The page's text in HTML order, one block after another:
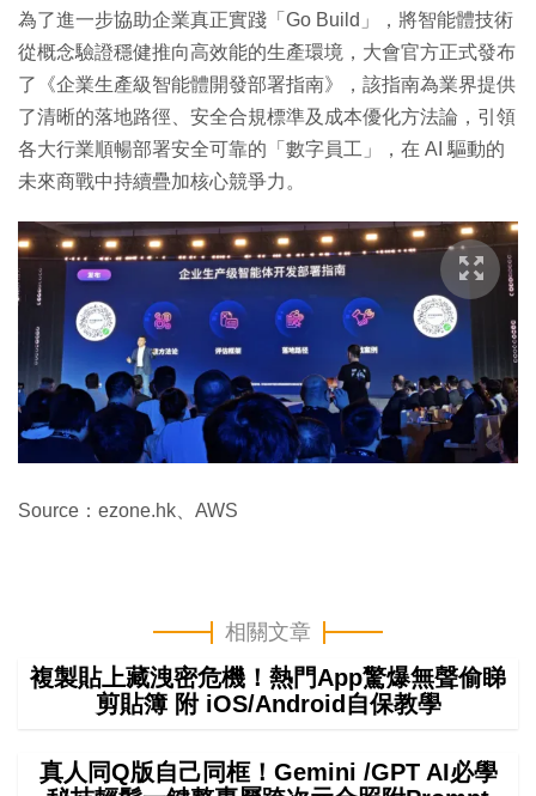
為了進一步協助企業真正實踐「Go Build」，將智能體技術
從概念驗證穩健推向高效能的生產環境，大會官方正式發布
了《企業生產級智能體開發部署指南》，該指南為業界提供
了清晰的落地路徑、安全合規標準及成本優化方法論，引領
各大行業順暢部署安全可靠的「數字員工」，在 AI 驅動的
未來商戰中持續疊加核心競爭力。
Source：ezone.hk、AWS
相關文章
複製貼上藏洩密危機！熱門App驚爆無聲偷睇
剪貼簿 附 iOS/Android自保教學
真人同Q版自己同框！Gemini /GPT AI必學